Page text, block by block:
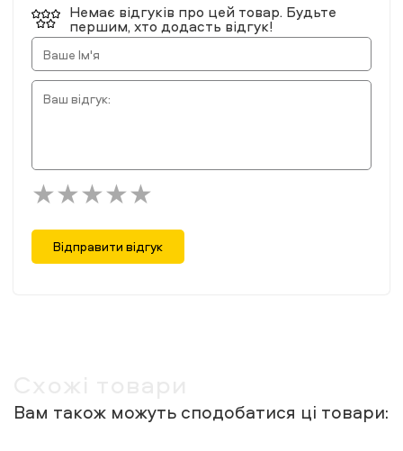
Немає відгуків про цей товар. Будьте
першим, хто додасть відгук!
Відправити відгук
Вам також можуть сподобатися ці товари: